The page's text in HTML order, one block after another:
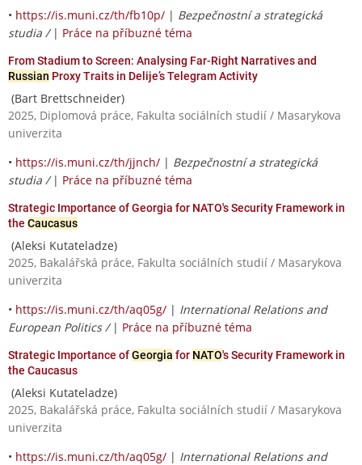
• https://is.muni.cz/th/fb10p/ | Bezpečnostní a strategická
studia / | Práce na příbuzné téma
From Stadium to Screen: Analysing Far-Right Narratives and
Russian Proxy Traits in Delije’s Telegram Activity
(Bart Brettschneider)
2025, Diplomová práce, Fakulta sociálních studií / Masarykova
univerzita
• https://is.muni.cz/th/jjnch/ | Bezpečnostní a strategická
studia / | Práce na příbuzné téma
Strategic Importance of Georgia for NATO's Security Framework in
the Caucasus
(Aleksi Kutateladze)
2025, Bakalářská práce, Fakulta sociálních studií / Masarykova
univerzita
• https://is.muni.cz/th/aq05g/ | International Relations and
European Politics / | Práce na příbuzné téma
Strategic Importance ofGeorgia for NATO's Security Framework in
the Caucasus
(Aleksi Kutateladze)
2025, Bakalářská práce, Fakulta sociálních studií / Masarykova
univerzita
• https://is.muni.cz/th/aq05g/ | International Relations and